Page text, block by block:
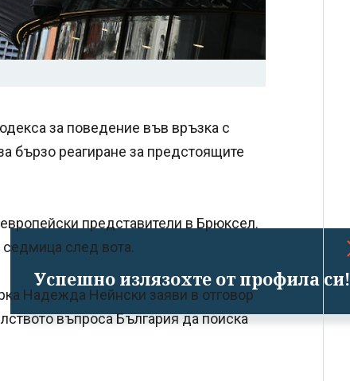
Успешно излязохте от профила си!
за поведение във връзка с
бързо реагиране за предстоящите
представители в Брюксел.
след вота.
Надежда Нейнски заяви в отговор
въпроса България да поиска